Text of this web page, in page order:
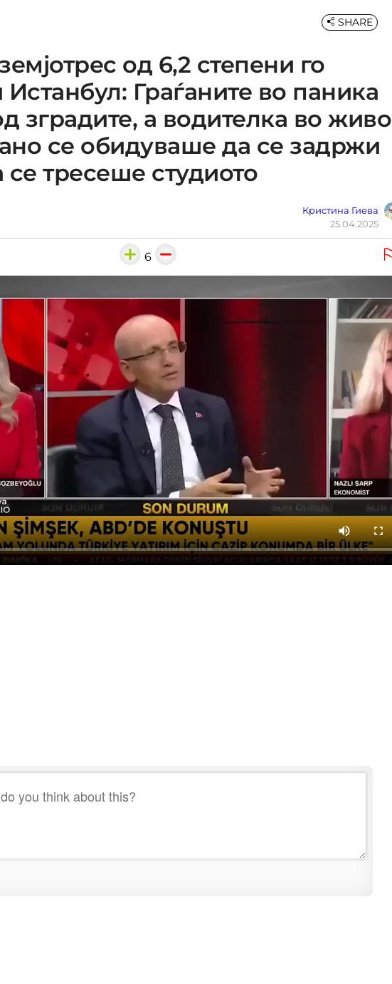
од 6,2 степени го
Граѓаните во паника
зградите, а водителка во живо
се обидуваше да се задржи
се тресеше студиото
Кристина Гиева
25.04.2025
SHARE
6